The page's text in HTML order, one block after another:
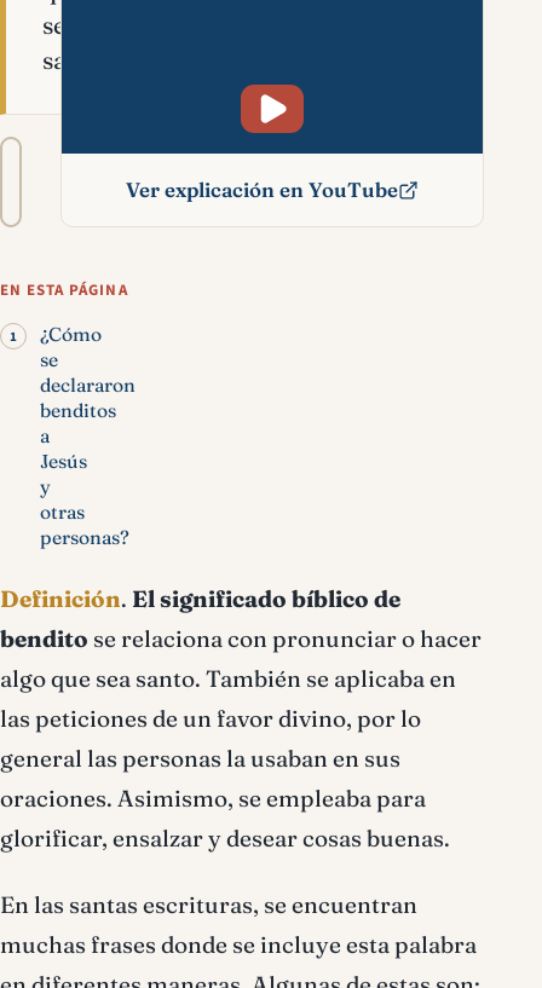
sea
santo.
Tamaño
A− A+
Ver explicación en YouTube
EN ESTA PÁGINA
¿Cómo
se
declararon
benditos
a
Jesús
y
otras
personas?
Definición. El significado bíblico de
bendito se relaciona con pronunciar o hacer
algo que sea santo. También se aplicaba en
las peticiones de un favor divino, por lo
general las personas la usaban en sus
oraciones. Asimismo, se empleaba para
glorificar, ensalzar y desear cosas buenas.
En las santas escrituras, se encuentran
muchas frases donde se incluye esta palabra